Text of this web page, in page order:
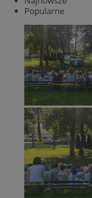
Popularne